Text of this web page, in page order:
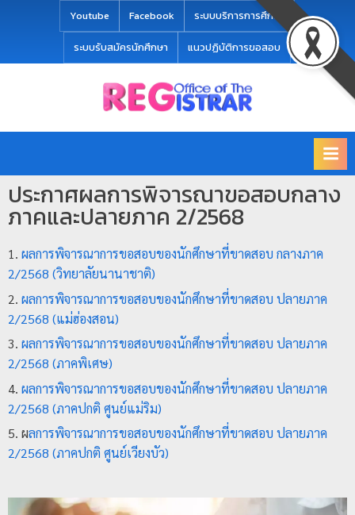
Youtube Facebook ระบบบริการการศึกษา
ระบบรับสมัครนักศึกษา แนวปฏิบัติการขอสอบ
นั
ท
ะ
ย
แ
ะ
ร
ม
ผ
the
Rajabhat
ประกาศผลการพิจารณาขอสอบกลาง
ภาคและปลายภาค 2/2568
ผลการพิจารณาการขอสอบของนักศึกษาที่ขาดสอบ กลางภาค
2/2568 (วิทยาลัยนานาชาติ)
ผลการพิจารณาการขอสอบของนักศึกษาที่ขาดสอบ ปลายภาค
2/2568 (แม่ฮ่องสอน)
ผลการพิจารณาการขอสอบของนักศึกษาที่ขาดสอบ ปลายภาค
2/2568 (ภาคพิเศษ)
ผลการพิจารณาการขอสอบของนักศึกษาที่ขาดสอบ ปลายภาค
2/2568 (ภาคปกติ ศูนย์แม่ริม)
ผลการพิจารณาการขอสอบของนักศึกษาที่ขาดสอบ ปลายภาค
2/2568 (ภาคปกติ ศูนย์เวียงบัว)
modal-check